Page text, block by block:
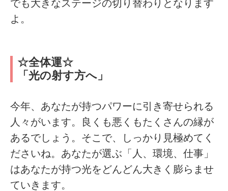
でも大きなステージの切り替わりとなります
よ。
☆全体運☆
「光の射す方へ」
今年、あなたが持つパワーに引き寄せられる
人々がいます。良くも悪くもたくさんの縁が
あるでしょう。そこで、しっかり見極めてく
ださいね。あなたが選ぶ「人、環境、仕事」
はあなたが持つ光をどんどん大きく膨らませ
ていきます。